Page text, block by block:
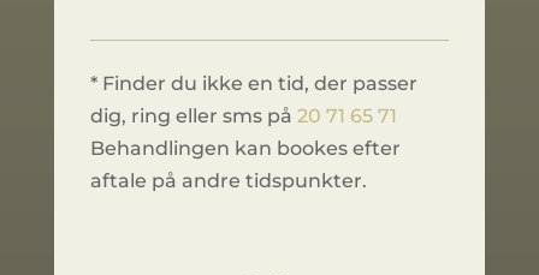
* Finder du ikke en tid, der passer
dig, ring eller sms på 20 71 65 71
Behandlingen kan bookes efter
aftale på andre tidspunkter.